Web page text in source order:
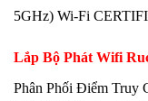
5GHz) Wi-Fi
Lắp Bộ Phát Wifi
Phân Phối Điểm Truy